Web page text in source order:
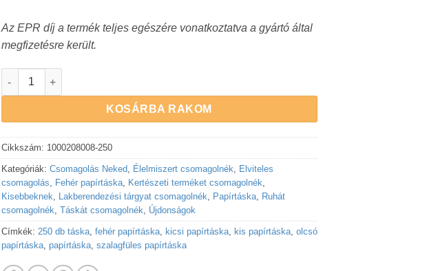
Az EPR díj a termék teljes egészére vonatkoztatva a gyártó által
megfizetésre került.
Papírtáska 220x100x280 mm méretben - FEHÉR | 250 db mennyiség
KOSÁRBA RAKOM
Cikkszám: 1000208008-250
Kategóriák: Csomagolás Neked, Élelmiszert csomagolnék, Elviteles
csomagolás, Fehér papírtáska, Kertészeti terméket csomagolnék,
Kisebbeknek, Lakberendezési tárgyat csomagolnék, Papírtáska, Ruhát
csomagolnék, Táskát csomagolnék, Újdonságok
Címkék: 250 db táska, fehér papírtáska, kicsi papírtáska, kis papírtáska, olcsó
papírtáska, papírtáska, szalagfüles papírtáska